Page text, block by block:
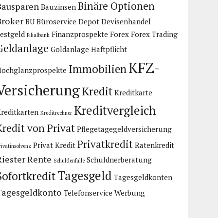
Bauzinsen Binäre Optionen
BU Büroservice Depot Devisenhandel
Filialbank Finanzprospekte Forex Forex Trading
Goldanlage Haftpflicht
ImmobilienKFZ-
Kredit Kreditkarte
Kreditrechner Kreditvergleich
von Privat Pflegetagegeldversicherung
Privat Kredit Privatkredit Ratenkredit
Rente Schuldenfalle Schuldnerberatung
Tagesgeld Tagesgeldkonten
Telefonservice Werbung